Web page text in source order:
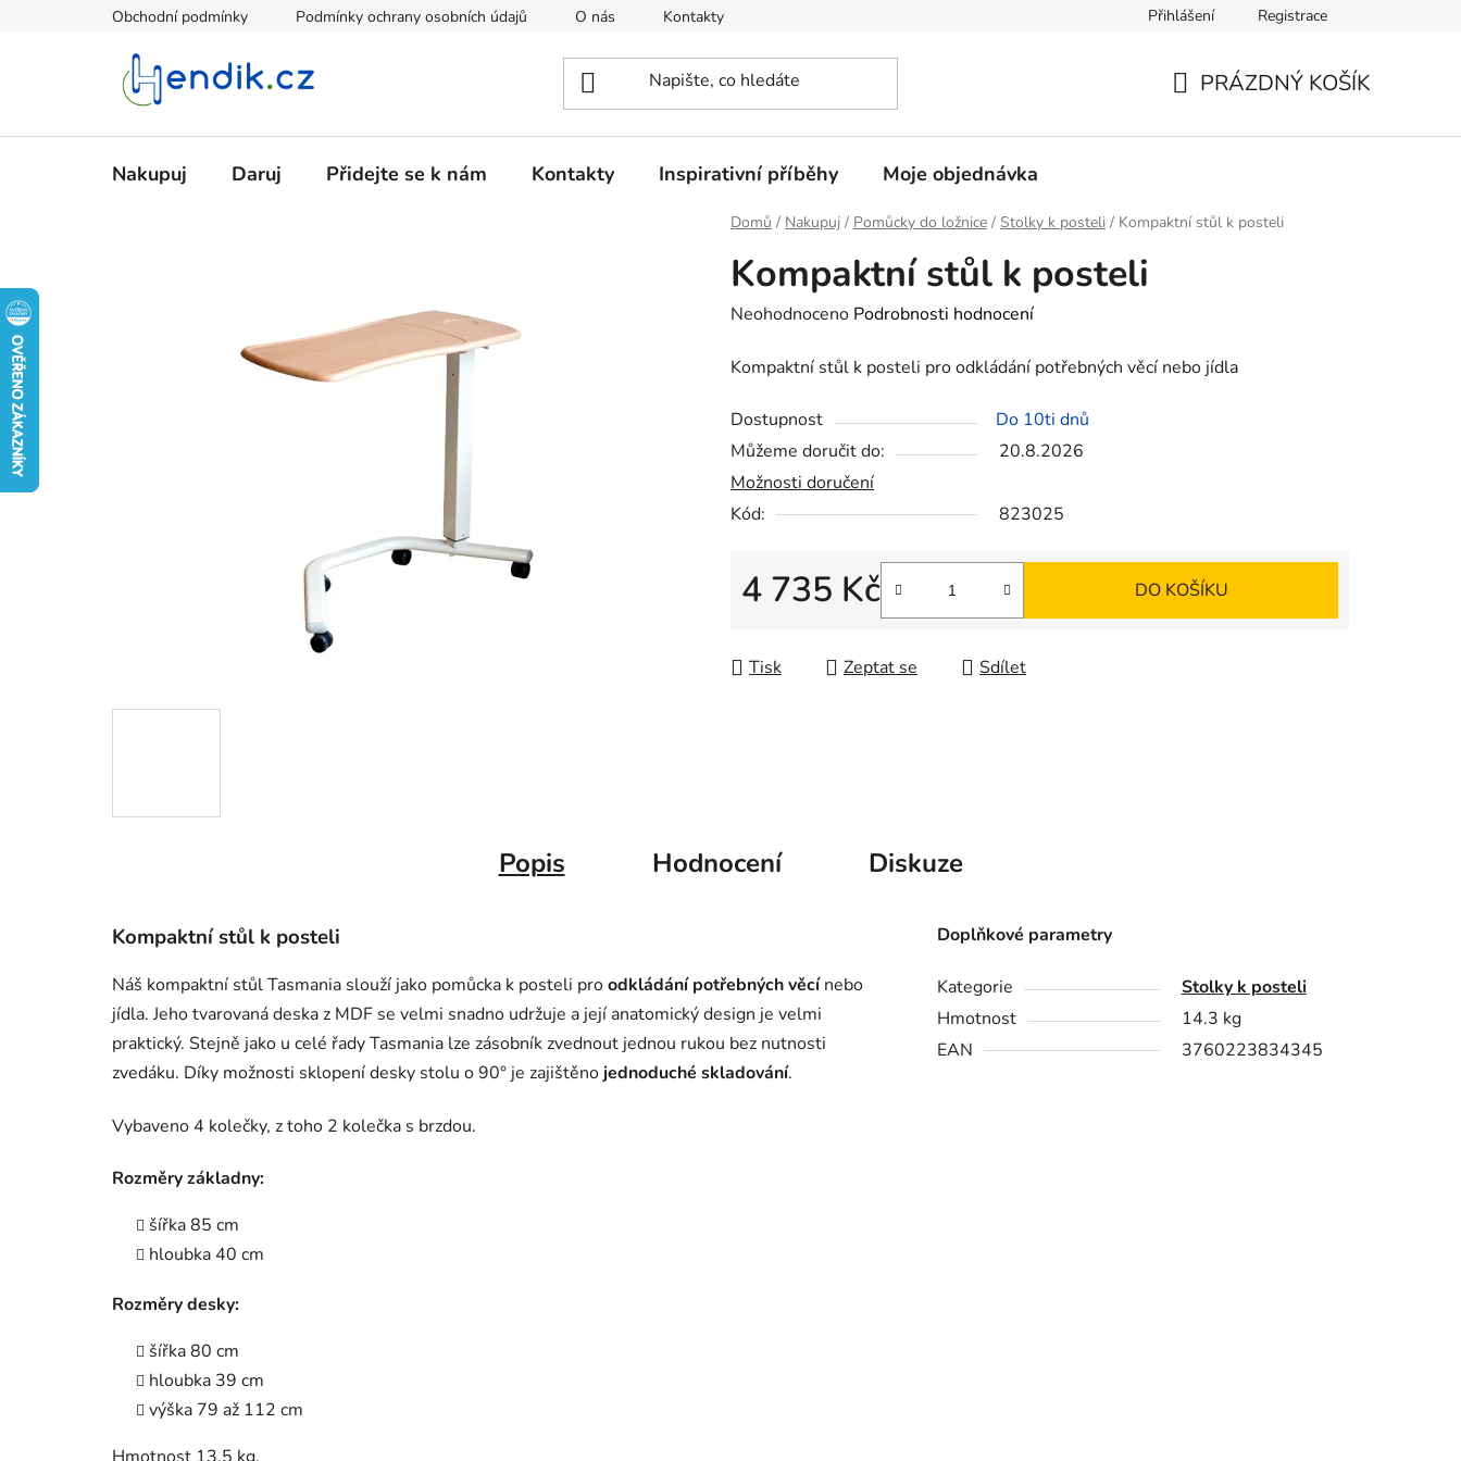
Obchodní podmínky Podmínky ochrany osobních údajů O nás Kontakty Přihlášení Registrace
PRÁZDNÝ KOŠÍK
Nakupuj Daruj Přidejte se k nám Kontakty Inspirativní příběhy Moje objednávka
Domů / Nakupuj / Pomůcky do ložnice / Stolky k posteli / Kompaktní stůl k posteli
Kompaktní stůl k posteli
Průměrné
produktu
0,0
z
5
hvězdiček.
Neohodnoceno Podrobnosti hodnocení
Kompaktní stůl k posteli pro odkládání potřebných věcí nebo jídla
Dostupnost
Do 10ti dnů
Můžeme doručit do:
20.8.2026
Možnosti doručení
Kód:
823025
4 735 Kč DO KOŠÍKU
Tisk Zeptat se Sdílet
Popis Hodnocení Diskuze
Kompaktní stůl k posteli
Náš kompaktní stůl Tasmania slouží jako pomůcka k posteli proodkládání potřebných věcínebo
jídla. Jeho tvarovaná deska z MDF se velmi snadno udržuje a její anatomický design je velmi
praktický. Stejně jako u celé řady Tasmania lze zásobník zvednout jednou rukou bez nutnosti
zvedáku. Díky možnosti sklopení desky stolu o 90° je zajištěno jednoduché skladování.
Vybaveno 4 kolečky, z toho 2 kolečka s brzdou.
Rozměry základny:
šířka 85 cm
hloubka 40 cm
Rozměry desky:
šířka 80 cm
hloubka 39 cm
výška 79 až 112 cm
Doplňkové parametry
Kategorie
Stolky k posteli
Hmotnost
14.3 kg
EAN
3760223834345